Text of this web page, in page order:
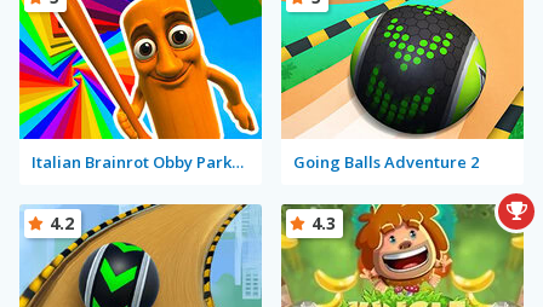
Italian Brainrot Obby Parkour Going Balls Adventure 2
4.2 4.3